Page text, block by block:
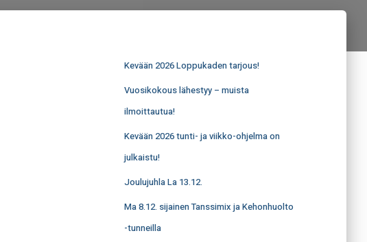
Kevään 2026 Loppukaden tarjous!
Vuosikokous lähestyy – muista
ilmoittautua!
Kevään 2026 tunti- ja viikko-ohjelma on
julkaistu!
Joulujuhla La 13.12.
Ma 8.12. sijainen Tanssimix ja Kehonhuolto
-tunneilla